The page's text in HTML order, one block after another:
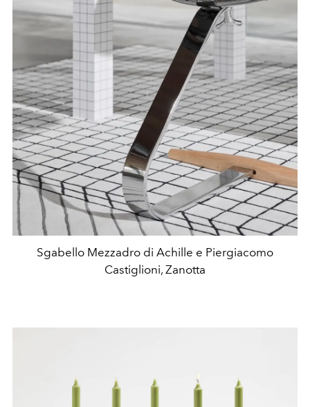
Sgabello Mezzadro di Achille e Piergiacomo
Castiglioni, Zanotta